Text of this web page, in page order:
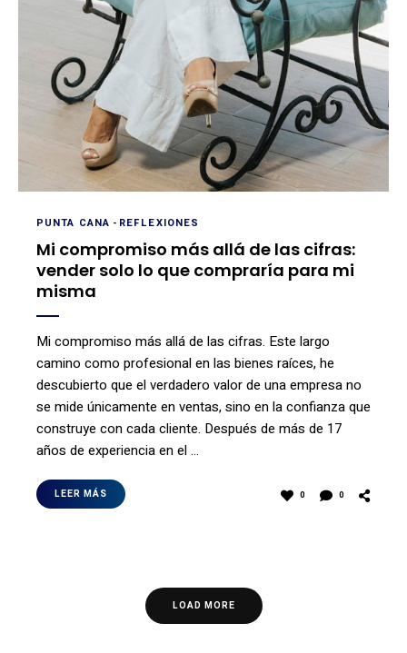
PUNTA CANA - REFLEXIONES
Mi compromiso más allá de las cifras:
vender solo lo que compraría para mi
misma
Mi compromiso más allá de las cifras. Este largo
camino como profesional en las bienes raíces, he
descubierto que el verdadero valor de una empresa no
se mide únicamente en ventas, sino en la confianza que
construye con cada cliente. Después de más de 17
años de experiencia en el …
LEER MÁS 0 0
LOAD MORE